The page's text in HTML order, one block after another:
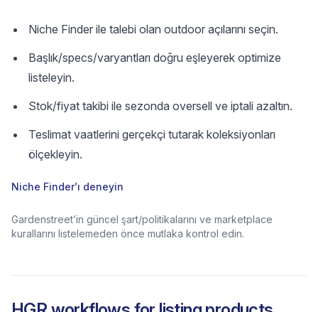
Niche Finder ile talebi olan outdoor açılarını seçin.
Başlık/specs/varyantları doğru eşleyerek optimize
listeleyin.
Stok/fiyat takibi ile sezonda oversell ve iptali azaltın.
Teslimat vaatlerini gerçekçi tutarak koleksiyonları
ölçekleyin.
Niche Finder’ı deneyin
Gardenstreet’in güncel şart/politikalarını ve marketplace
kurallarını listelemeden önce mutlaka kontrol edin.